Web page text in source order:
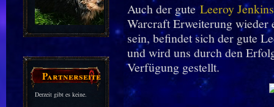
Partnerseiten
Derzeit gibt es keine.
Auch der guteLeeroy Jenkins
Warcraft Erweiterung wieder
sein, befindet sich der gute
und wird uns durch den
Verfügung gestellt.